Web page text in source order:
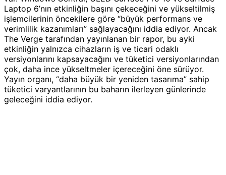
Laptop 6’nın etkinliğin başını çekeceğini ve yükseltilmiş
işlemcilerinin öncekilere göre “büyük performans ve
verimlilik kazanımları” sağlayacağını iddia ediyor. Ancak
The Verge tarafından yayınlanan bir rapor, bu ayki
etkinliğin yalnızca cihazların iş ve ticari odaklı
versiyonlarını kapsayacağını ve tüketici versiyonlarından
çok, daha ince yükseltmeler içereceğini öne sürüyor.
Yayın organı, “daha büyük bir yeniden tasarıma” sahip
tüketici varyantlarının bu baharın ilerleyen günlerinde
geleceğini iddia ediyor.